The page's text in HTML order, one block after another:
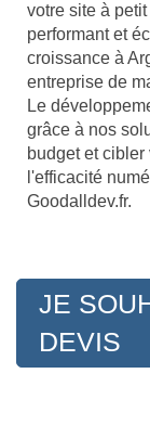
votre site à
performant et
croissance à
entreprise de
Le
grâce à nos
budget et
l'efficacité
Goodalldev.fr.
JE
DEVIS